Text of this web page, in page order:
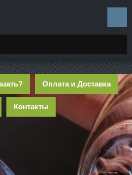
Оплата и Доставка
Контакты